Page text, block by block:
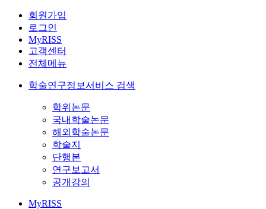
회원가입
로그인
MyRISS
고객센터
전체메뉴
학술연구정보서비스 검색
학위논문
국내학술논문
해외학술논문
학술지
단행본
연구보고서
공개강의
MyRISS